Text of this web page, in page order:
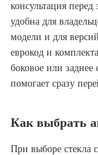
консультация
удобна для
модели и для
еврокод и
боковое или
помогает сразу
Как выбрать
При выборе стекла